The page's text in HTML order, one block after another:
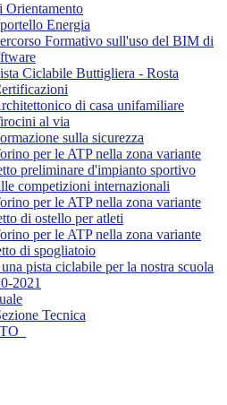
Orientamento
Energia
Formativo sull'uso del BIM di
Ciclabile Buttigliera - Rosta
di casa unifamiliare
al via
sulla sicurezza
per le ATP nella zona variante
preliminare d'impianto sportivo
competizioni internazionali
per le ATP nella zona variante
di ostello per atleti
per le ATP nella zona variante
di spogliatoio
pista ciclabile per la nostra scuola
2021
Tecnica